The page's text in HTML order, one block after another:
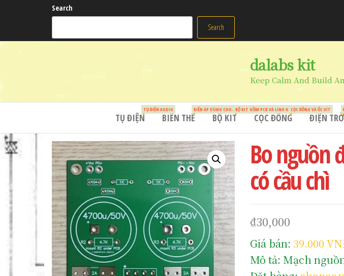
Search
Search
dalabs kit
Keep Calm And Build
TỤ ĐIỆN
TỤ ĐIỆN AUDIO
BIẾN THẾ
BIẾN ÁP DÙNG CHO AUDIO
BỘ KIT
BỘ KIT GỒM PCB VÀ LINH KIỆN
CỌC ĐỒNG
CỌC ĐỒNG VÀ ỐC VÍT
ĐIỆN TRỞ
Bo nguồn
có cầu chì
₫30,000
Giá bán: 39.000
Mô tả: Mạch